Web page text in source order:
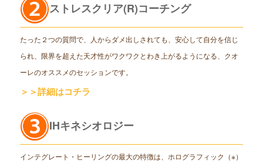
ストレスクリア(R)コーチング
たった２つの質問で、人からダメ出しされても、安心して自分を信じ
られ、限界を超えた天才性がワクワクとわき上がるようになる、クオ
ーレのオススメのセッションです。
＞＞詳細はコチラ
IHキネシオロジー
インテグレート・ヒーリングの最大の特徴は、ホログラフィック（※）